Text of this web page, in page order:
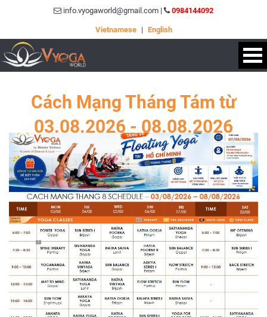
info.vyogaworld@gmail.com | 0984144092
Vietnamese | English
Cách Mạng Tháng Tám từ
03.08.2026 - 08.08.2026